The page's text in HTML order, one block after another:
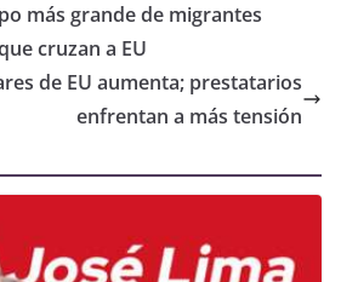
más grande de migrantes
cruzan a EU
de EU aumenta; prestatarios
enfrentan a más tensión